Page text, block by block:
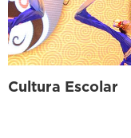
Cultura Escolar